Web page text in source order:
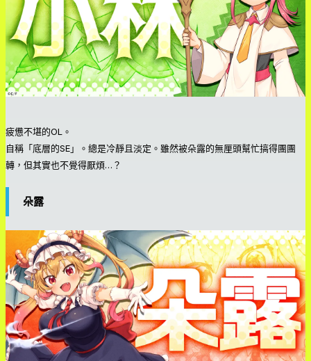
疲憊不堪的OL。
自稱「底層的SE」。總是冷靜且淡定。雖然被朵露的無厘頭幫忙搞得團團
轉，但其實也不覺得厭煩…？
朵露